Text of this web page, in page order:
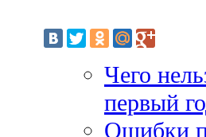
Чего
первый
Ошибки